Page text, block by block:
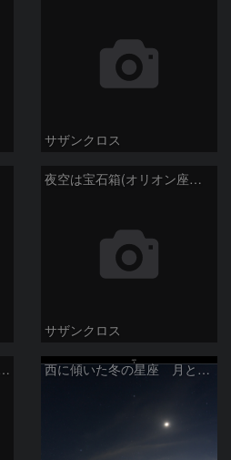
サザンクロス
夜空は宝石箱(オリオン座大星雲 M42) Seestar50
サザンクロス
ン・大犬 (2026/04/21) 西に傾いた冬の星座 月と金星＆木星